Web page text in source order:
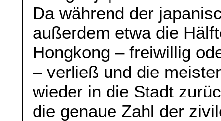
Da während der
außerdem etwa die
Hongkong – freiwillig
– verließ und die
wieder in die Stadt
die genaue Zahl der